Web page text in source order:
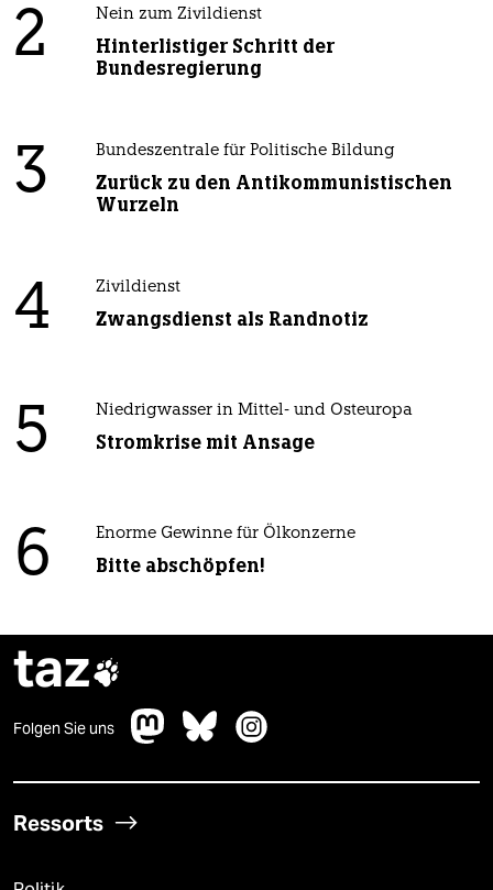
2 Nein zum Zivildienst
Hinterlistiger Schritt der
Bundesregierung
3 Bundeszentrale für Politische Bildung
Zurück zu den Antikommunistischen
Wurzeln
4 Zivildienst
Zwangsdienst als Randnotiz
5 Niedrigwasser in Mittel- und Osteuropa
Stromkrise mit Ansage
6 Enorme Gewinne für Ölkonzerne
Bitte abschöpfen!
taz
Folgen Sie uns
Ressorts